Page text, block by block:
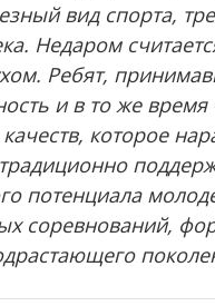
вид спорта,
Недаром
Ребят,
и в то же
которое
потенциала
соревнований,